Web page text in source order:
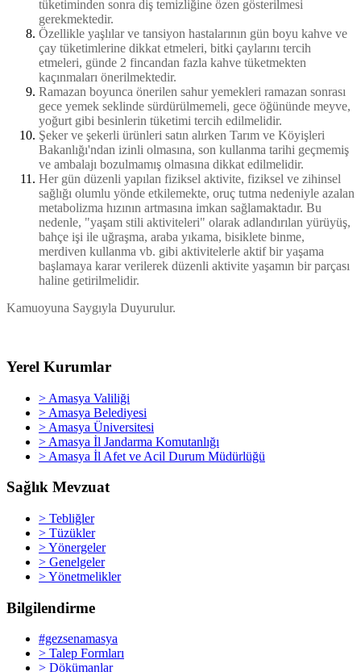
tüketiminden sonra diş temizliğine özen gösterilmesi
gerekmektedir.
Özellikle yaşlılar ve tansiyon hastalarının gün boyu kahve ve
çay tüketimlerine dikkat etmeleri, bitki çaylarını tercih
etmeleri, günde 2 fincandan fazla kahve tüketmekten
kaçınmaları önerilmektedir.
Ramazan boyunca önerilen sahur yemekleri ramazan sonrası
gece yemek seklinde sürdürülmemeli, gece öğününde meyve,
yoğurt gibi besinlerin tüketimi tercih edilmelidir.
Şeker ve şekerli ürünleri satın alırken Tarım ve Köyişleri
Bakanlığı'ndan izinli olmasına, son kullanma tarihi geçmemiş
ve ambalajı bozulmamış olmasına dikkat edilmelidir.
Her gün düzenli yapılan fiziksel aktivite, fiziksel ve zihinsel
sağlığı olumlu yönde etkilemekte, oruç tutma nedeniyle azalan
metabolizma hızının artmasına imkan sağlamaktadır. Bu
nedenle, "yaşam stili aktiviteleri" olarak adlandırılan yürüyüş,
bahçe işi ile uğraşma, araba yıkama, bisiklete binme,
merdiven kullanma vb. gibi aktivitelerle aktif bir yaşama
başlamaya karar verilerek düzenli aktivite yaşamın bir parçası
haline getirilmelidir.
Kamuoyuna Saygıyla Duyurulur.
Yerel Kurumlar
> Amasya Valiliği
> Amasya Belediyesi
> Amasya Üniversitesi
> Amasya İl Jandarma Komutanlığı
> Amasya İl Afet ve Acil Durum Müdürlüğü
Sağlık Mevzuat
> Tebliğler
> Tüzükler
> Yönergeler
> Genelgeler
> Yönetmelikler
Bilgilendirme
#gezsenamasya
> Talep Formları
> Dökümanlar